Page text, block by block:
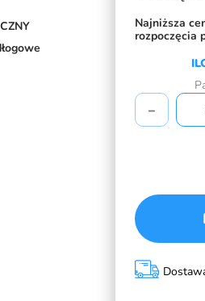
Najniższa
rozpoczęcia
-